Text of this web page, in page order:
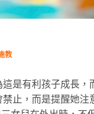
教
是有利孩子成長，
止，而是提醒她注